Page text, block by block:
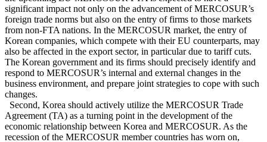
significant impact not only on the advancement of MERCOSUR’s
foreign trade norms but also on the entry of firms to those markets
from non-FTA nations. In the MERCOSUR market, the entry of
Korean companies, which compete with their EU counterparts, may
also be affected in the export sector, in particular due to tariff cuts.
The Korean government and its firms should precisely identify and
respond to MERCOSUR’s internal and external changes in the
business environment, and prepare joint strategies to cope with such
changes.
Second, Korea should actively utilize the MERCOSUR Trade
Agreement (TA) as a turning point in the development of the
economic relationship between Korea and MERCOSUR. As the
recession of the MERCOSUR member countries has worn on,